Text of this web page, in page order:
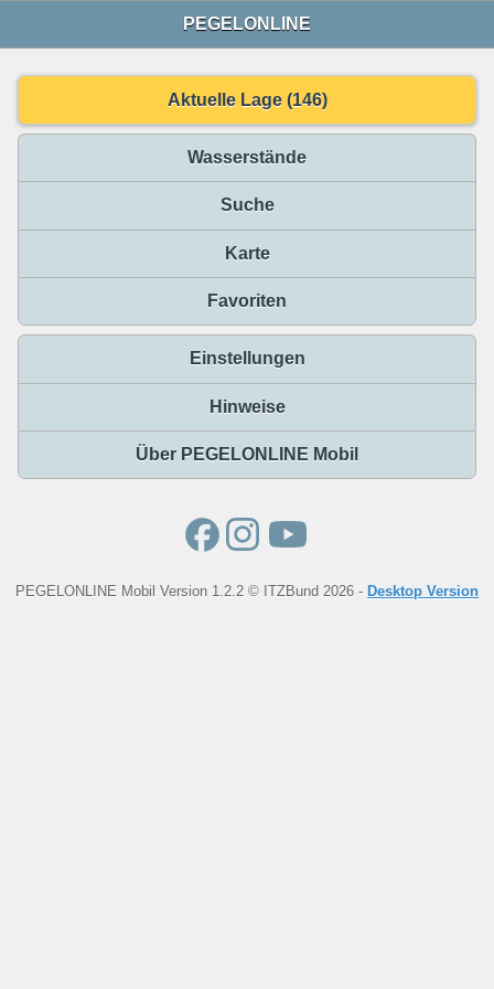
PEGELONLINE
Aktuelle Lage (146)
Wasserstände
Suche
Karte
Favoriten
Einstellungen
Hinweise
Über PEGELONLINE Mobil
PEGELONLINE Mobil Version 1.2.2 © ITZBund 2026 - Desktop Version